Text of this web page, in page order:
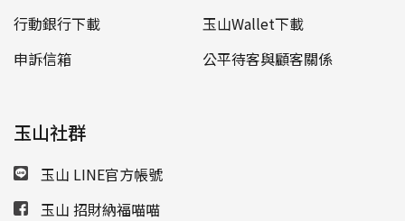
行動銀行下載
玉山Wallet下載
申訴信箱
公平待客與顧客關係
玉山社群
玉山 LINE官方帳號
玉山 招財納福喵喵